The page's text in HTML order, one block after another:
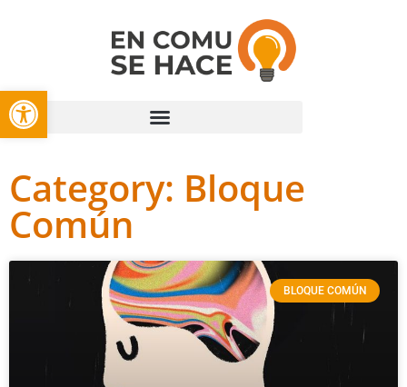
Open toolbar
Category: Bloque
Común
BLOQUE COMÚN